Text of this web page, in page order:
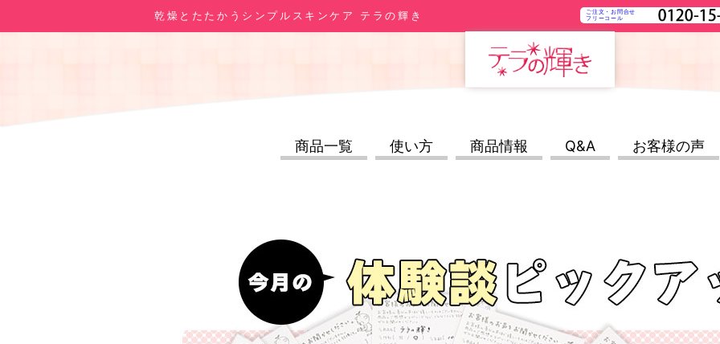
乾燥とたたかうシンプルスキンケア テラの輝き
ご注文・お問合せ
フリーコール
商品一覧 使い方 商品情報 Q&A お客様の声